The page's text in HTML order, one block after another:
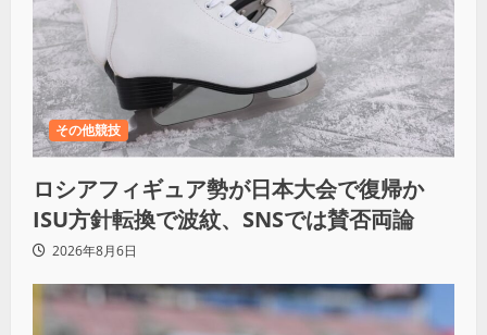
その他競技
ロシアフィギュア勢が日本大会で復帰か
ISU方針転換で波紋、SNSでは賛否両論
2026年8月6日